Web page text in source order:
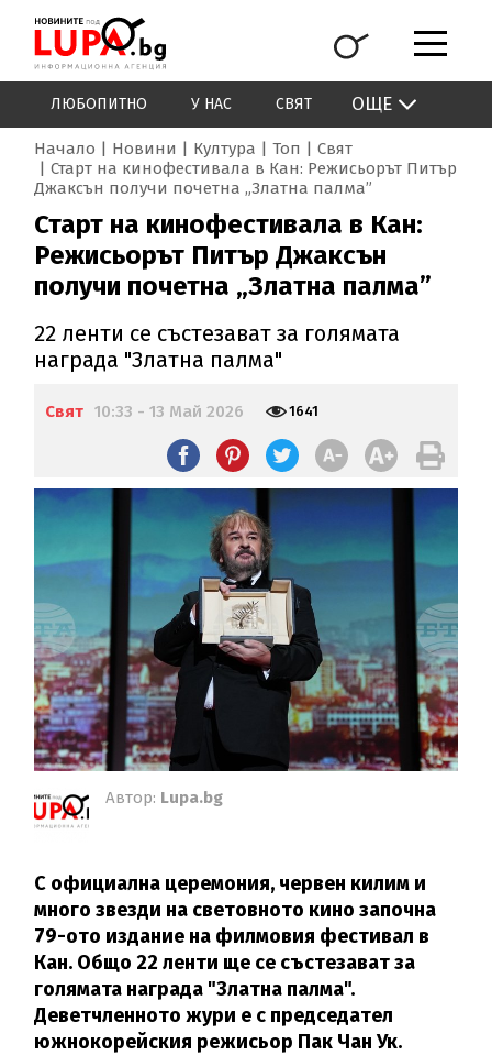
ЛЮБОПИТНО У НАС СВЯТ ОЩЕ
Начало Новини Култура Топ
Свят
Старт на кинофестивала в Кан: Режисьорът Питър
Джаксън получи почетна „Златна палма”
Старт на кинофестивала в Кан:
Режисьорът Питър Джаксън
получи почетна „Златна палма”
22 ленти се състезават за голямата
награда "Златна палма"
Свят 10:33 - 13 Май 2026 1641
Автор: Lupa.bg
С официална церемония, червен килим и
много звезди на световното кино започна
79-ото издание на филмовия фестивал в
Кан. Общо 22 ленти ще се състезават за
голямата награда "Златна палма".
Деветчленното жури е с председател
южнокорейския режисьор Пак Чан Ук.